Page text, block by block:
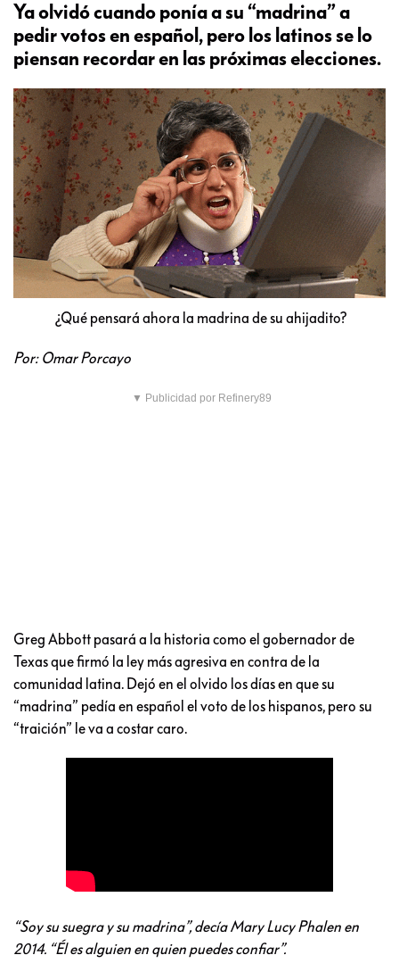
Ya olvidó cuando ponía a su “madrina” a
pedir votos en español, pero los latinos se lo
piensan recordar en las próximas elecciones.
¿Qué pensará ahora la madrina de su ahijadito?
Por: Omar Porcayo
▼ Publicidad por Refinery89
Greg Abbott pasará a la historia como el gobernador de
Texas que firmó la ley más agresiva en contra de la
comunidad latina. Dejó en el olvido los días en que su
“madrina” pedía en español el voto de los hispanos, pero su
“traición” le va a costar caro.
“Soy su suegra y su madrina”, decía Mary Lucy Phalen en
2014. “Él es alguien en quien puedes confiar”.